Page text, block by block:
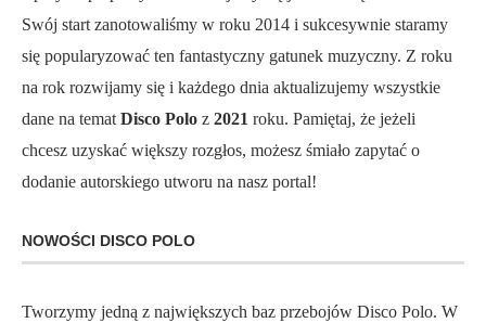
Swój start zanotowaliśmy w roku 2014 i sukcesywnie staramy
się popularyzować ten fantastyczny gatunek muzyczny. Z roku
na rok rozwijamy się i każdego dnia aktualizujemy wszystkie
dane na temat Disco Polo z 2021 roku. Pamiętaj, że jeżeli
chcesz uzyskać większy rozgłos, możesz śmiało zapytać o
dodanie autorskiego utworu na nasz portal!
NOWOŚCI DISCO POLO
Tworzymy jedną z największych baz przebojów Disco Polo. W